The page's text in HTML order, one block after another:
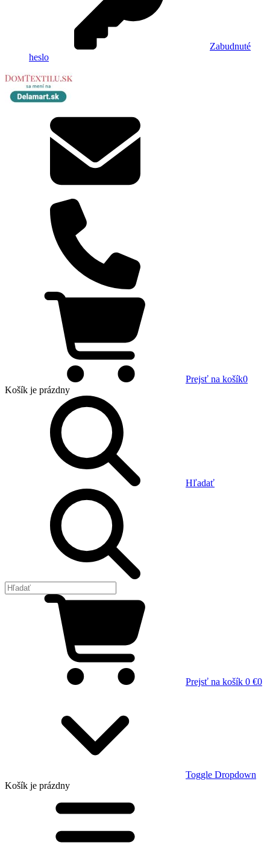
Zabudnuté
heslo
Prejsť na košík0
Košík je prázdny
Hľadať
Prejsť na košík 0 €0
Toggle Dropdown
Košík je prázdny